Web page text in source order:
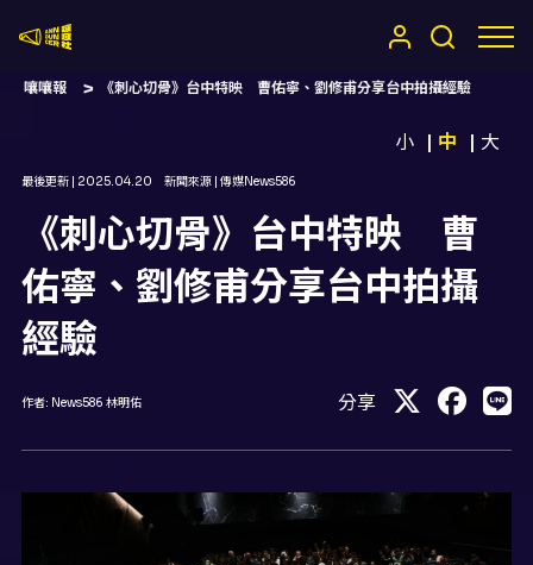
嚷嚷報 《刺心切骨》台中特映 曹佑寧、劉修甫分享台中拍攝經驗
小 中 大
最後更新 | 2025.04.20 新聞來源 | 傳媒News586
《刺心切骨》台中特映 曹
佑寧、劉修甫分享台中拍攝
經驗
作者: News586 林明佑 分享